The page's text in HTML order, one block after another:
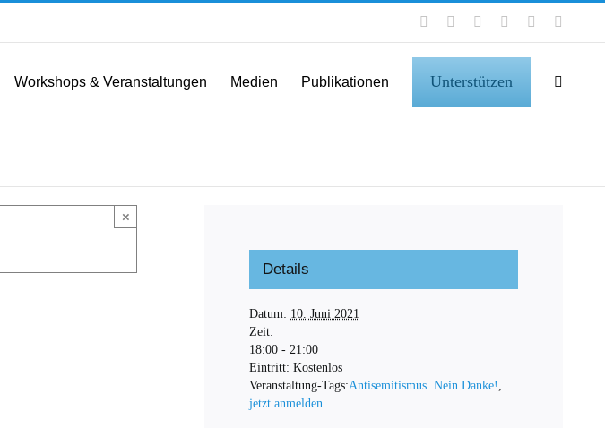
FacebookInstagramLinkedIn YouTube
Workshops & Veranstaltungen Medien Publikationen Unterstützen
×
Details
Datum: 10. Juni 2021
Zeit:
18:00 - 21:00
Eintritt: Kostenlos
Veranstaltung-Tags:Antisemitismus. Nein Danke!
jetzt anmelden